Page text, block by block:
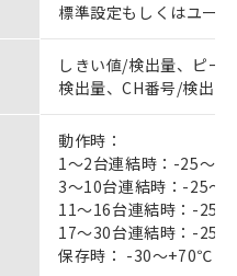
標準設定もしくはユー
しきい値/検出量、ピー
検出量、CH番号/検出量
動作時：
1～2台連結時：-25～
3～10台連結時：-25～
11～16台連結時：-25
17～30台連結時：-25
保存時： -30～+70℃（